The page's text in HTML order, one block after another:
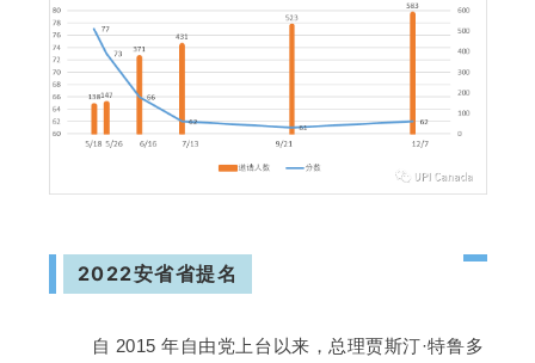
2022安省省提名
自 2015 年自由党上台以来，总理贾斯汀·特鲁多